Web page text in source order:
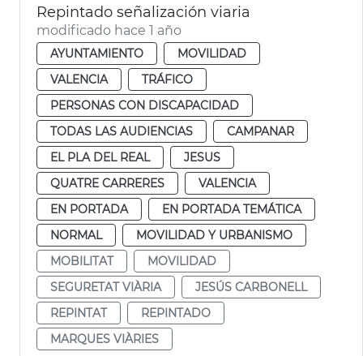
Repintado señalización viaria
modificado hace 1 año
AYUNTAMIENTO
MOVILIDAD
VALENCIA
TRÁFICO
PERSONAS CON DISCAPACIDAD
TODAS LAS AUDIENCIAS
CAMPANAR
EL PLA DEL REAL
JESUS
QUATRE CARRERES
VALENCIA
EN PORTADA
EN PORTADA TEMÁTICA
NORMAL
MOVILIDAD Y URBANISMO
MOBILITAT
MOVILIDAD
SEGURETAT VIÀRIA
JESÚS CARBONELL
REPINTAT
REPINTADO
MARQUES VIÀRIES